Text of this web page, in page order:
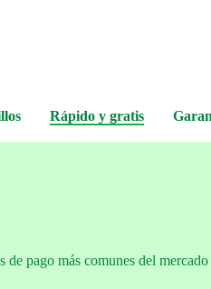
Rápido y gratis
pago más comunes del